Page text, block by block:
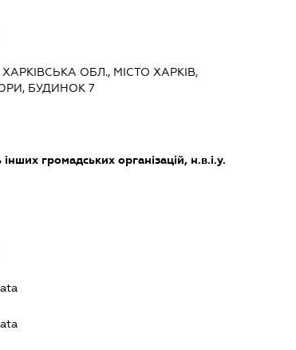
ХАРКІВСЬКА ОБЛ., МІСТО ХАРКІВ,
БУДИНОК 7
інших громадських організацій, н.в.і.у.